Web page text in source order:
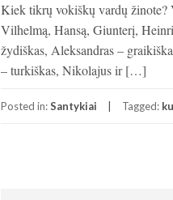
Kiek tikrų vokiškų vardų žinote?
Vilhelmą, Hansą, Giunterį,
žydiškas, Aleksandras –
– turkiškas, Nikolajus ir […]
Posted in:Santykiai Tagged: